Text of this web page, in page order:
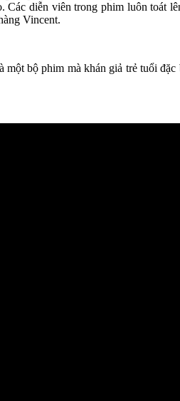
diễn viên trong phim luôn toát
Vincent.
bộ phim mà khán giả trẻ tuổi đặc